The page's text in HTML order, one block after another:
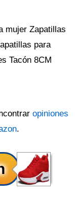
mujer Zapatillas
para
Tacón 8CM
opiniones
.